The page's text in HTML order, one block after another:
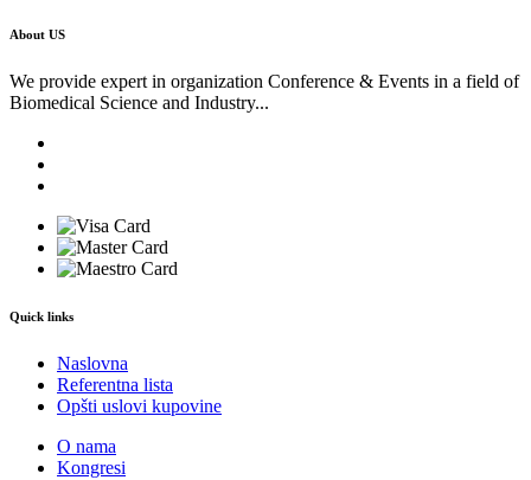
About US
We provide expert in organization Conference & Events in a field of
Biomedical Science and Industry...
Quick links
Naslovna
Referentna lista
Opšti uslovi kupovine
O nama
Kongresi